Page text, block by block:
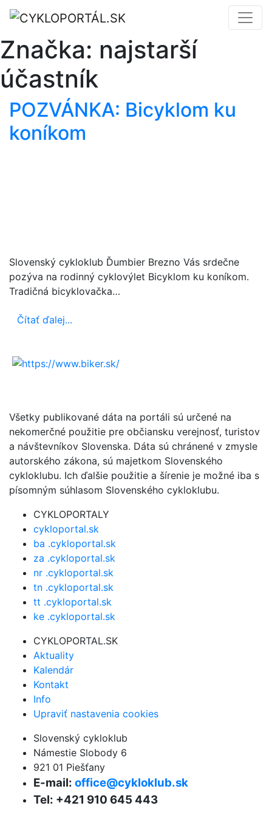
Značka: najstarší
účastník
POZVÁNKA: Bicyklom ku
koníkom
Slovenský cykloklub Ďumbier Brezno Vás srdečne
pozýva na rodinný cyklovýlet Bicyklom ku koníkom.
Tradičná bicyklovačka…
Čítať ďalej...
Všetky publikované dáta na portáli sú určené na
nekomerčné použitie pre občiansku verejnosť, turistov
a návštevníkov Slovenska. Dáta sú chránené v zmysle
autorského zákona, sú majetkom Slovenského
cykloklubu. Ich ďalšie použitie a šírenie je možné iba s
písomným súhlasom Slovenského cykloklubu.
CYKLOPORTALY
cykloportal.sk
ba .cykloportal.sk
za .cykloportal.sk
nr .cykloportal.sk
tn .cykloportal.sk
tt .cykloportal.sk
ke .cykloportal.sk
CYKLOPORTAL.SK
Aktuality
Kalendár
Kontakt
Info
Upraviť nastavenia cookies
Slovenský cykloklub
Námestie Slobody 6
921 01 Piešťany
E-mail: office@cykloklub.sk
Tel: +421 910 645 443